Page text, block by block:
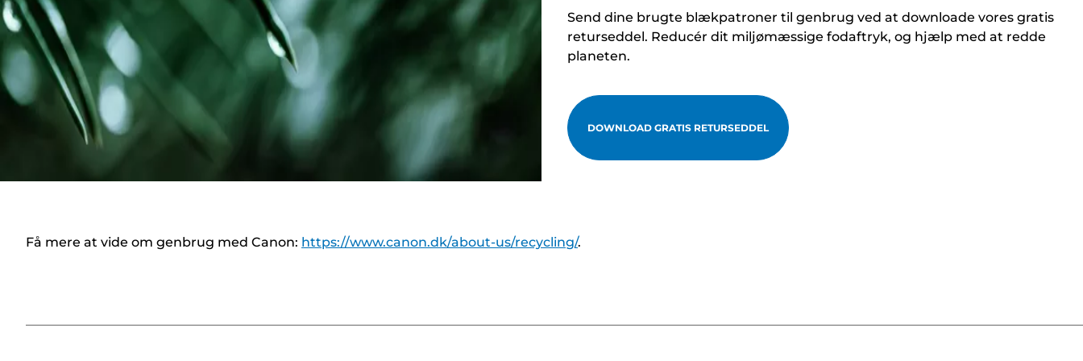
Send dine brugte blækpatroner til genbrug ved at downloade vores gratis
returseddel. Reducér dit miljømæssige fodaftryk, og hjælp med at redde
planeten.
DOWNLOAD GRATIS RETURSEDDEL
Få mere at vide om genbrug med Canon: https://www.canon.dk/about-us/recycling/.